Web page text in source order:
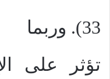
33). وربما
تؤثر على